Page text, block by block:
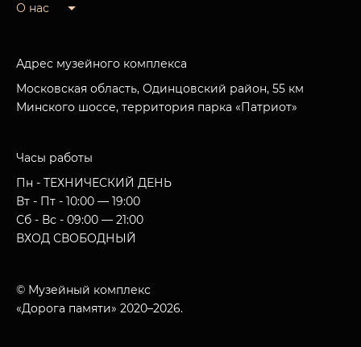
О нас
Адрес музейного комплекса
Московская область, Одинцовский район, 55 км
Минского шоссе, территория парка «Патриот»
Часы работы
Пн - ТЕХНИЧЕСКИЙ ДЕНЬ
Вт - Пт - 10:00 — 19:00
Сб - Вс - 09:00 — 21:00
ВХОД СВОБОДНЫЙ
© Музейный комплекс
«Дорога памяти» 2020–2026.